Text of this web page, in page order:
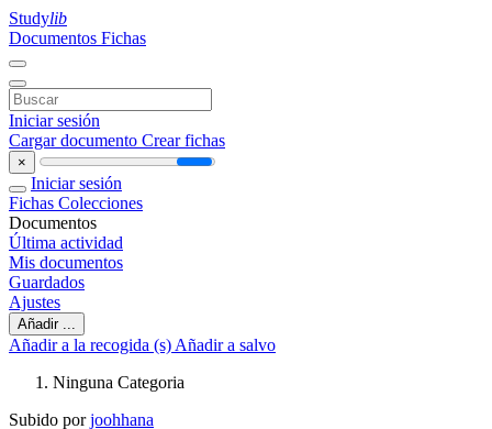
Studylib
Documentos Fichas
Iniciar sesión
Cargar documento Crear fichas
×
Iniciar sesión
Fichas Colecciones
Documentos
Última actividad
Mis documentos
Guardados
Ajustes
Añadir ...
Añadir a la recogida (s) Añadir a salvo
Ninguna Categoria
Subido porjoohhana